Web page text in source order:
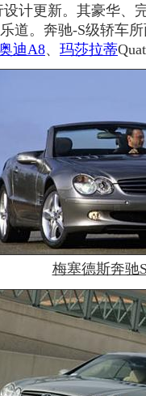
计更新。其豪华、
道。奔驰-S级轿车
迪A8、 玛莎拉蒂
梅塞德斯奔驰